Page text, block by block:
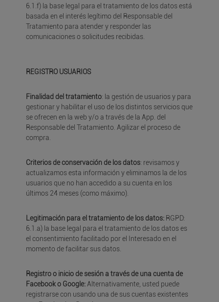
6.1.f) la base legal para el tratamiento de los datos está
basada en el interés legítimo del Responsable del
Tratamiento para atender y responder las
comunicaciones o solicitudes recibidas.
REGISTRO USUARIOS
Finalidad del tratamiento: la gestión de usuarios y para
gestionar y habilitar el uso de los distintos servicios que
se ofrecen en la web y/o a través de la App. del
Responsable del Tratamiento. Agilizar el proceso de
compra.
Criterios de conservación de los datos: revisamos y
actualizamos esta información y eliminamos la de los
usuarios que no han accedido a su cuenta en los
últimos 24 meses (como máximo).
Legitimación para el tratamiento de los datos:RGPD:
6.1.a) la base legal para el tratamiento de los datos es
el consentimiento facilitado por el Interesado en el
momento de facilitar sus datos.
Registro o inicio de sesión a través de una cuenta de
Facebook o Google:Alternativamente, usted puede
registrarse con usando una de sus cuentas existentes